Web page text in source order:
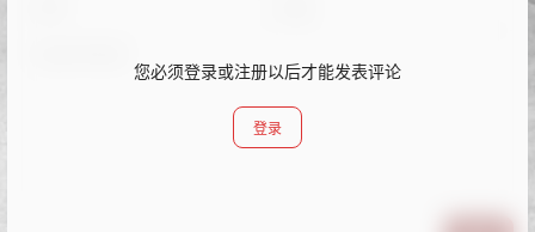
您必须登录或注册以后才能发表评论
登录